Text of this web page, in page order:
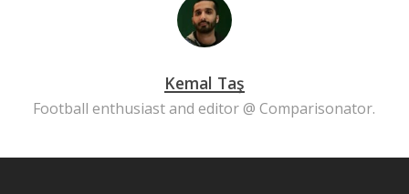
Kemal Taş
Football enthusiast and editor @ Comparisonator.